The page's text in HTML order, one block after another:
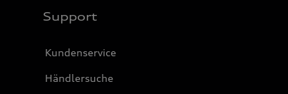
Support
Kundenservice
Händlersuche